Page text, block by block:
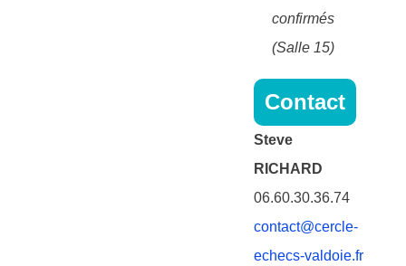
confirmés
(Salle 15)
Contact
Steve
RICHARD
06.60.30.36.74
contact@cercle-
echecs-valdoie.fr